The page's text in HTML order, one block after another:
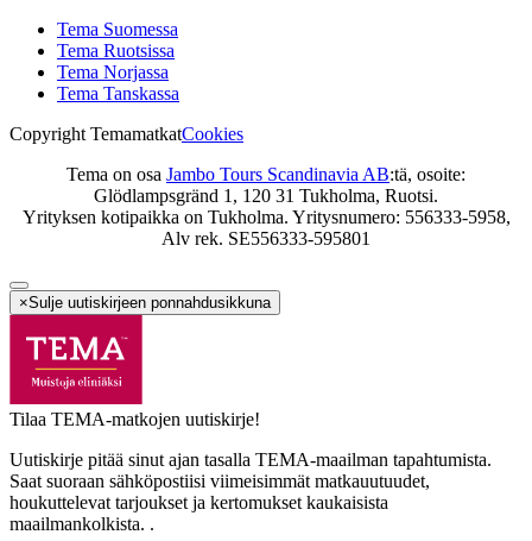
Tema Suomessa
Tema Ruotsissa
Tema Norjassa
Tema Tanskassa
Copyright TemamatkatCookies
Tema on osa Jambo Tours Scandinavia AB:tä, osoite:
Glödlampsgränd 1, 120 31 Tukholma, Ruotsi.
Yrityksen kotipaikka on Tukholma. Yritysnumero: 556333-5958,
Alv rek. SE556333-595801
×Sulje uutiskirjeen ponnahdusikkuna
Tilaa TEMA-matkojen uutiskirje!
Uutiskirje pitää sinut ajan tasalla TEMA-maailman tapahtumista.
Saat suoraan sähköpostiisi viimeisimmät matkauutuudet,
houkuttelevat tarjoukset ja kertomukset kaukaisista
maailmankolkista. .